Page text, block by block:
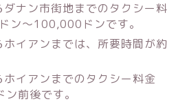
ダナン市街地までのタクシー料
ン〜100,000ドンです。
ホイアンまでは、所要時間が約
ホイアンまでのタクシー料金
前後です。